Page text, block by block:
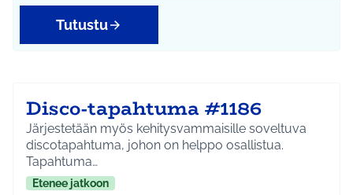
Tutustu
Disco-tapahtuma #1186
Järjestetään myös kehitysvammaisille soveltuva
discotapahtuma, johon on helppo osallistua.
Tapahtuma…
Etenee jatkoon